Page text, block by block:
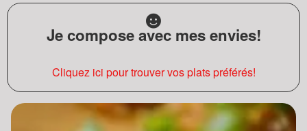
Je compose avec mes envies!
Cliquez ici pour trouver vos plats préférés!